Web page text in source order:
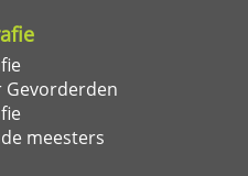
meesters